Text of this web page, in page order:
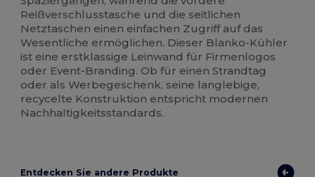
Reißverschlusstasche und die seitlichen
Netztaschen einen einfachen Zugriff auf das
Wesentliche ermöglichen. Dieser Blanko-Kühler
ist eine erstklassige Leinwand für Firmenlogos
oder Event-Branding. Ob für einen Strandtag
oder als Werbegeschenk, seine langlebige,
recycelte Konstruktion entspricht modernen
Nachhaltigkeitsstandards.
Entdecken Sie andere Produkte